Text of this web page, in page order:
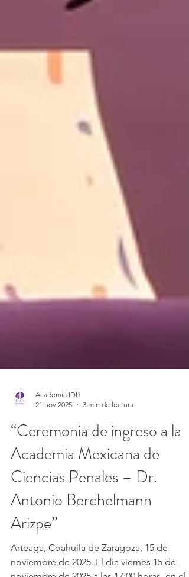
3 min de lectura
“Ceremonia de ingreso a la
Academia Mexicana de
Ciencias Penales – Dr.
Antonio Berchelmann
Arizpe”
Arteaga, Coahuila de Zaragoza, 15 de